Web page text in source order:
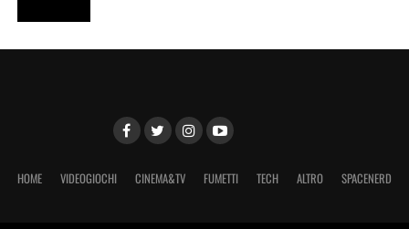
HOME VIDEOGIOCHI CINEMA&TV FUMETTI TECH ALTRO SPACENERD